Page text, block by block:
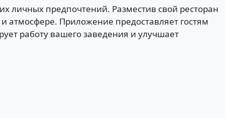
личных предпочтений. Разместив свой ресторан
Приложение предоставляет гостям
работу вашего заведения и улучшает